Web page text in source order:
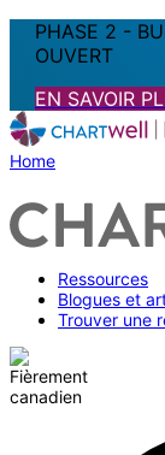
PHASE 2 -
OUVERT
EN SAVOIR
Home
Ressources
Blogues et
Trouver une